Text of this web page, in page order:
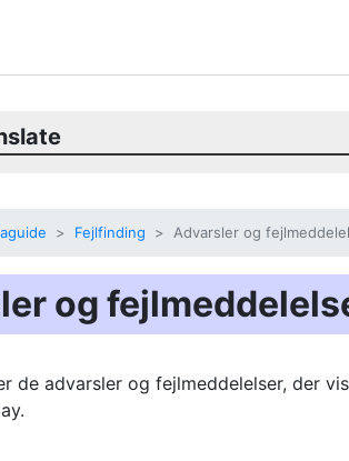
Fejlfinding Advarsler og
og
de advarsler og fejlmeddelelser, der